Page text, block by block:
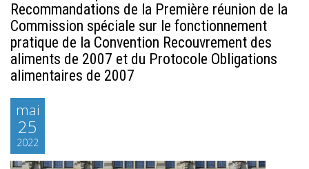
Recommandations de la Première réunion de la
Commission spéciale sur le fonctionnement
pratique de la Convention Recouvrement des
aliments de 2007 et du Protocole Obligations
alimentaires de 2007
mai
25
2022